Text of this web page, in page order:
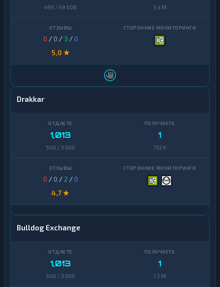
496 / 49 608 3,4 M
0 / 0 / 3 /0
5,0 ★
Drakkar
1,013
500 / 3 000
1
732 K
0 / 0 / 2 /0
4,7 ★
Bulldog Exchange
1,013
500 / 3 000
1
1,5 M